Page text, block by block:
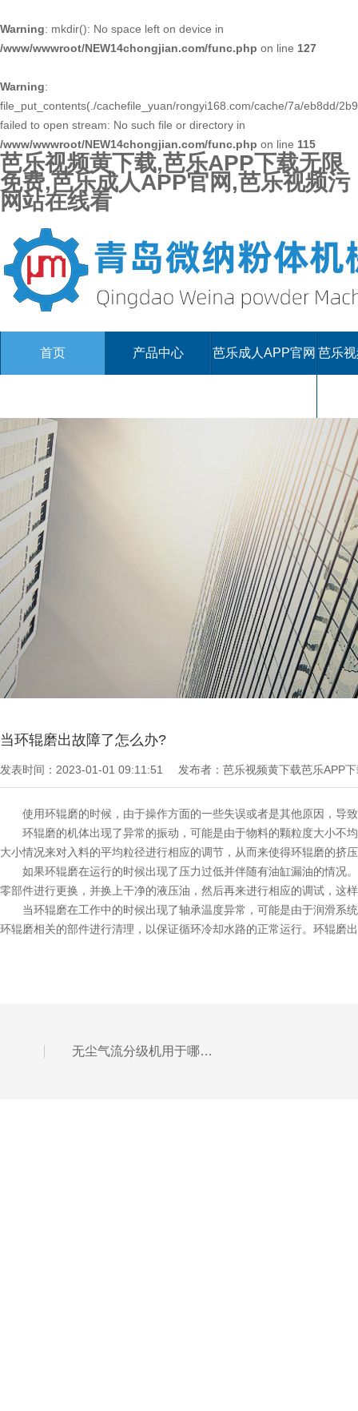
Warning: mkdir(): No space left on device in
/www/wwwroot/NEW14chongjian.com/func.php on line 127
Warning:
file_put_contents(./cachefile_yuan/rongyi168.com/cache/7a/eb8dd/
failed to open stream: No such file or directory in
/www/wwwroot/NEW14chongjian.com/func.php on line 115
芭乐视频黄下载,芭乐APP下载无限
免费,芭乐成人APP官网,芭乐视频污
网站在线看
首页 产品中心 芭乐成人APP官网 芭乐
当环辊磨出故障了怎么办?
发表时间：2023-01-01 09:11:51 发布者：芭乐视频黄下载芭乐APP
使用环辊磨的时候，由于操作方面的一些失误或者是其他原因，导
环辊磨的机体出现了异常的振动，可能是由于物料的颗粒度大小不
大小情况来对入料的平均粒径进行相应的调节，从而来使得环辊磨的挤
如果环辊磨在运行的时候出现了压力过低并伴随有油缸漏油的情况
零部件进行更换，并换上干净的液压油，然后再来进行相应的调试，这
当环辊磨在工作中的时候出现了轴承温度异常，可能是由于润滑系
环辊磨相关的部件进行清理，以保证循环冷却水路的正常运行。环辊磨
无尘气流分级机用于哪些方面?